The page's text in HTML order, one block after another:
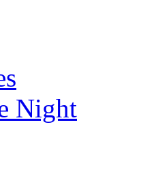
Night